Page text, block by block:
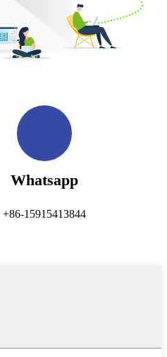
Whatsapp
+86-15915413844